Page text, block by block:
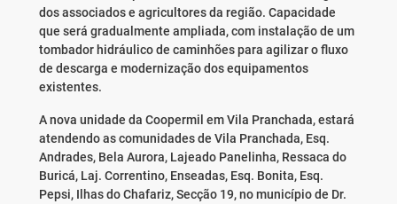
dos associados e agricultores da região. Capacidade
que será gradualmente ampliada, com instalação de um
tombador hidráulico de caminhões para agilizar o fluxo
de descarga e modernização dos equipamentos
existentes.
A nova unidade da Coopermil em Vila Pranchada, estará
atendendo as comunidades de Vila Pranchada, Esq.
Andrades, Bela Aurora, Lajeado Panelinha, Ressaca do
Buricá, Laj. Correntino, Enseadas, Esq. Bonita, Esq.
Pepsi, Ilhas do Chafariz, Secção 19, no município de Dr.